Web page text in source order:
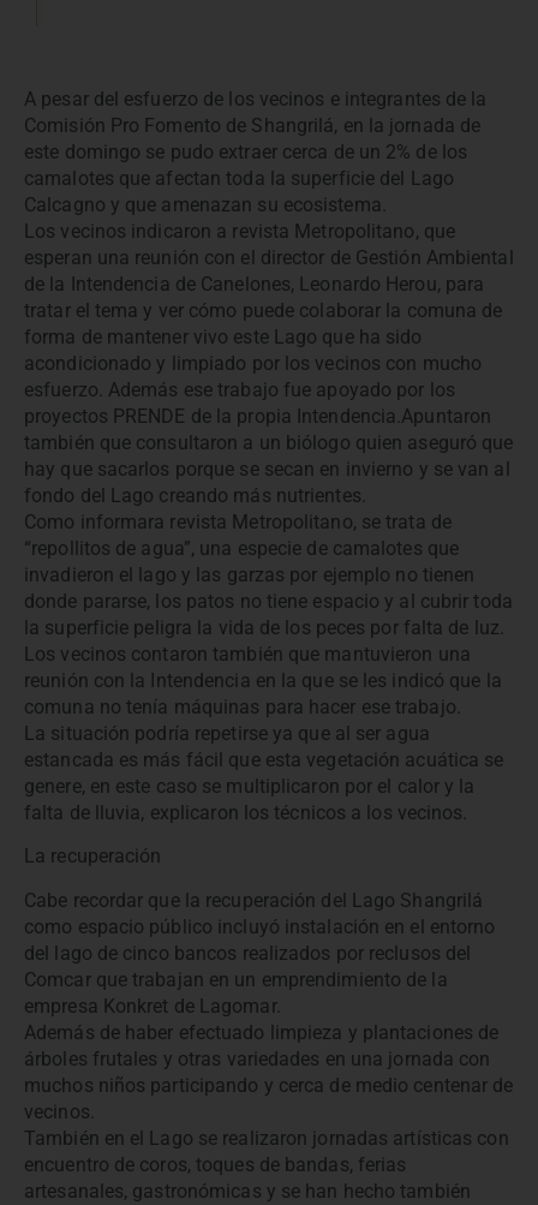
A pesar del esfuerzo de los vecinos e integrantes de la
Comisión Pro Fomento de Shangrilá, en la jornada de
este domingo se pudo extraer cerca de un 2% de los
camalotes que afectan toda la superficie del Lago
Calcagno y que amenazan su ecosistema.
Los vecinos indicaron a revista Metropolitano, que
esperan una reunión con el director de Gestión Ambiental
de la Intendencia de Canelones, Leonardo Herou, para
tratar el tema y ver cómo puede colaborar la comuna de
forma de mantener vivo este Lago que ha sido
acondicionado y limpiado por los vecinos con mucho
esfuerzo. Además ese trabajo fue apoyado por los
proyectos PRENDE de la propia Intendencia.Apuntaron
también que consultaron a un biólogo quien aseguró que
hay que sacarlos porque se secan en invierno y se van al
fondo del Lago creando más nutrientes.
Como informara revista Metropolitano, se trata de
“repollitos de agua”, una especie de camalotes que
invadieron el lago y las garzas por ejemplo no tienen
donde pararse, los patos no tiene espacio y al cubrir toda
la superficie peligra la vida de los peces por falta de luz.
Los vecinos contaron también que mantuvieron una
reunión con la Intendencia en la que se les indicó que la
comuna no tenía máquinas para hacer ese trabajo.
La situación podría repetirse ya que al ser agua
estancada es más fácil que esta vegetación acuática se
genere, en este caso se multiplicaron por el calor y la
falta de lluvia, explicaron los técnicos a los vecinos.
La recuperación
Cabe recordar que la recuperación del Lago Shangrilá
como espacio público incluyó instalación en el entorno
del lago de cinco bancos realizados por reclusos del
Comcar que trabajan en un emprendimiento de la
empresa Konkret de Lagomar.
Además de haber efectuado limpieza y plantaciones de
árboles frutales y otras variedades en una jornada con
muchos niños participando y cerca de medio centenar de
vecinos.
También en el Lago se realizaron jornadas artísticas con
encuentro de coros, toques de bandas, ferias
artesanales, gastronómicas y se han hecho también